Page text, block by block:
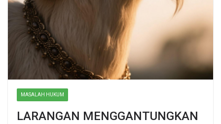
MASALAH HUKUM
LARANGAN MENGGANTUNGKAN